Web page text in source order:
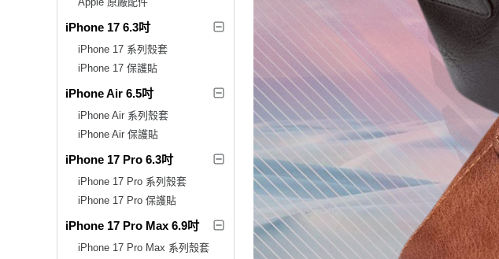
iPhone 17 6.3吋
iPhone 17 系列殼套
iPhone 17 保護貼
iPhone Air 6.5吋
iPhone Air 系列殼套
iPhone Air 保護貼
iPhone 17 Pro 6.3吋
iPhone 17 Pro 系列殼套
iPhone 17 Pro 保護貼
iPhone 17 Pro Max 6.9吋
iPhone 17 Pro Max 系列殼套